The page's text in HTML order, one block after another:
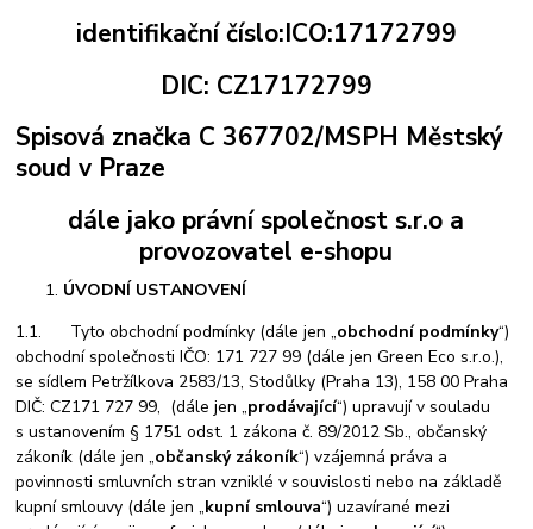
identifikační číslo:ICO:17172799
DIC: CZ17172799
Spisová značka C 367702/MSPH Městský
soud v Praze
dále jako právní společnost s.r.o a
provozovatel e-shopu
ÚVODNÍ USTANOVENÍ
1.1. Tyto obchodní podmínky (dále jen „obchodní podmínky“)
obchodní společnosti IČO: 171 727 99 (dále jen Green Eco s.r.o.),
se sídlem Petržílkova 2583/13, Stodůlky (Praha 13), 158 00 Praha
DIČ: CZ171 727 99, (dále jen „prodávající“) upravují v souladu
s ustanovením § 1751 odst. 1 zákona č. 89/2012 Sb., občanský
zákoník (dále jen „občanský zákoník“) vzájemná práva a
povinnosti smluvních stran vzniklé v souvislosti nebo na základě
kupní smlouvy (dále jen „kupní smlouva“) uzavírané mezi